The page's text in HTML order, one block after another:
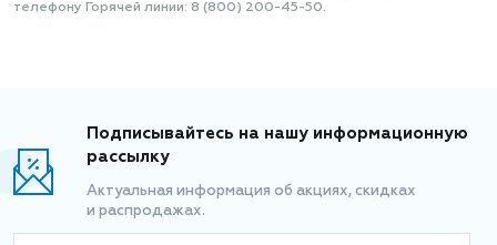
телефону Горячей линии: 8 (800) 200-45-50.
Подписывайтесь на нашу информационную
рассылку
Актуальная информация об акциях, скидках
и распродажах.